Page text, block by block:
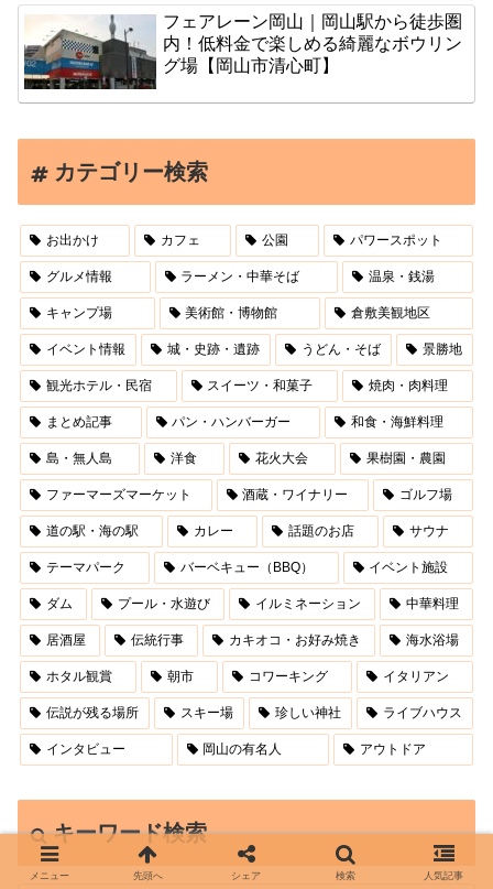
フェアレーン岡山｜岡山駅から徒歩圏
内！低料金で楽しめる綺麗なボウリン
グ場【岡山市清心町】
カテゴリー検索
お出かけ カフェ 公園 パワースポット
グルメ情報 ラーメン・中華そば 温泉・銭湯
キャンプ場 美術館・博物館 倉敷美観地区
イベント情報 城・史跡・遺跡 うどん・そば 景勝地
観光ホテル・民宿 スイーツ・和菓子 焼肉・肉料理
まとめ記事 パン・ハンバーガー 和食・海鮮料理
島・無人島 洋食 花火大会 果樹園・農園
ファーマーズマーケット 酒蔵・ワイナリー ゴルフ場
道の駅・海の駅 カレー 話題のお店 サウナ
テーマパーク バーベキュー（BBQ） イベント施設
ダム プール・水遊び イルミネーション 中華料理
居酒屋 伝統行事 カキオコ・お好み焼き 海水浴場
ホタル観賞 朝市 コワーキング イタリアン
伝説が残る場所 スキー場 珍しい神社 ライブハウス
インタビュー 岡山の有名人 アウトドア
キーワード検索
メニュー 先頭へ シェア 検索 人気記事